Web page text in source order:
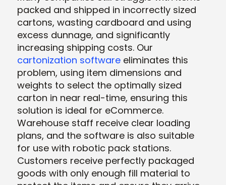
packed and shipped in incorrectly sized
cartons, wasting cardboard and using
excess dunnage, and significantly
increasing shipping costs. Our
cartonization softwareeliminates this
problem, using item dimensions and
weights to select the optimally sized
carton in near real-time, ensuring this
solution is ideal for eCommerce.
Warehouse staff receive clear loading
plans, and the software is also suitable
for use with robotic pack stations.
Customers receive perfectly packaged
goods with only enough fill material to